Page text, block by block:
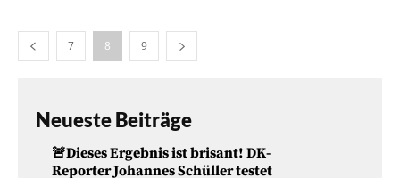
7 8 9
Neueste Beiträge
🚨Dieses Ergebnis ist brisant! DK-
Reporter Johannes Schüller testet